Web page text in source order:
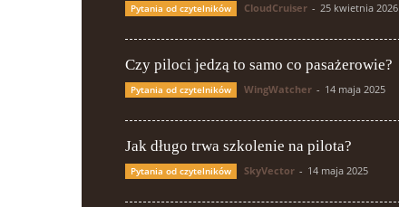
Pytania od czytelników CloudCruiser - 25 kwietnia 2026
Czy piloci jedzą to samo co pasażerowie?
Pytania od czytelników WingWatcher - 14 maja 2025
Jak długo trwa szkolenie na pilota?
Pytania od czytelników SkyVector - 14 maja 2025